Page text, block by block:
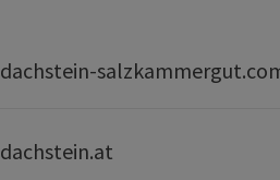
dachstein-
dachstein.at